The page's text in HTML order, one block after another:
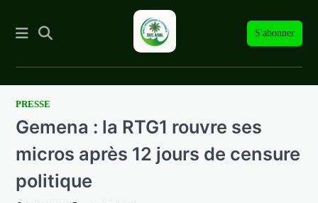
S'abonner
SkipPRESSE
Gemena : la RTG1 rouvre ses
micros après 12 jours de censure
politique